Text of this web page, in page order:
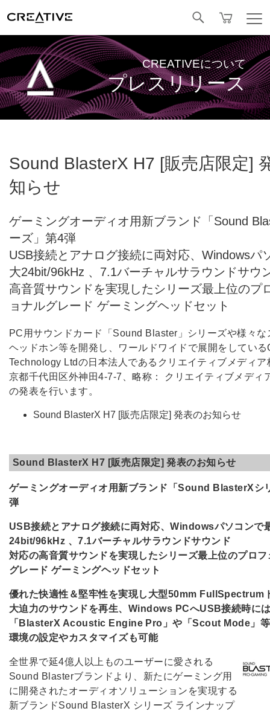
CREATIVEについて
プレスリリース
Sound BlasterX H7 [販売店限定]
知らせ
ゲーミングオーディオ用新ブランド「Sound
ーズ」第4弾
USB接続とアナログ接続に両対応、Windowsパ
大24bit/96kHz 、7.1バーチャルサラウンドサウ
高音質サウンドを実現したシリーズ最上位のプ
ョナルグレード ゲーミングヘッドセット
PC用サウンドカード「Sound Blaster」シリーズや様々な
ヘッドホン等を開発し、ワールドワイドで展開をしてい
Technology Ltdの日本法人であるクリエイティブメディア
京都千代田区外神田4-7-7、略称： クリエイティブメディ
の発表を行います。
Sound BlasterX H7 [販売店限定] 発表のお知らせ
Sound BlasterX H7 [販売店限定] 発表のお知らせ
ゲーミングオーディオ用新ブランド「Sound BlasterXシ
弾
USB接続とアナログ接続に両対応、Windowsパソコンで
24bit/96kHz 、7.1バーチャルサラウンドサウンド
対応の高音質サウンドを実現したシリーズ最上位のプロ
グレード ゲーミングヘッドセット
優れた快適性＆堅牢性を実現し大型50mm FullSpectrum
大迫力のサウンドを再生、Windows PCへUSB接続時に
「BlasterX Acoustic Engine Pro」や「Scout Mode」
環境の設定やカスタマイズも可能
全世界で延4億人以上ものユーザーに愛される
Sound Blasterブランドより、新たにゲーミング用
に開発されたオーディオソリューションを実現する
新ブランドSound BlasterX シリーズ ラインナップ
Facebook